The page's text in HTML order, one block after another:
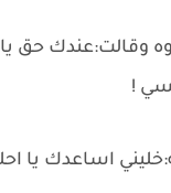
وقالت:عندك حق يا
!
اساعدك يا